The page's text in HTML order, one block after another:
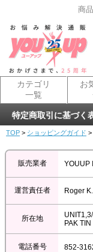
商
カテゴリ
一覧
お
特定商取引に基づく
TOP > ショッピングガイド >
販売業者 YOUUP
運営責任者 Roger
所在地
PAK
電話番号 852-